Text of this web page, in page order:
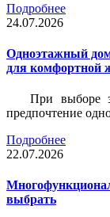
Подробнее
24.07.2026
Одноэтажный
для комфортной
При выборе
предпочтение
Подробнее
22.07.2026
выбрать